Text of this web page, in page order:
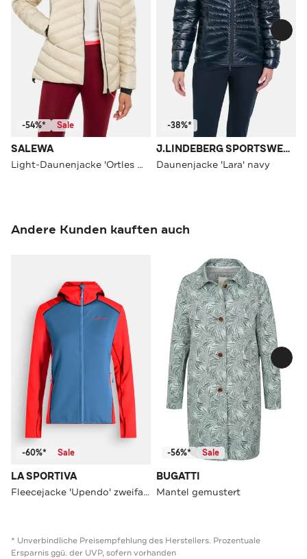
-54%* Sale
SALEWA
Light-Daunenjacke 'Ortles Med' beige
-38%*
J.LINDEBERG SPORTSWEAR
Daunenjacke 'Lara' navy
Andere Kunden kauften auch
-60%* Sale
LA SPORTIVA
Fleecejacke 'Upendo' zweifarbig
-56%* Sale
BUGATTI
Mantel gemustert
* Unverbindliche Preisempfehlung des Herstellers. Prozentuale
Ersparnis ggü. der UVP, sofern vorhanden